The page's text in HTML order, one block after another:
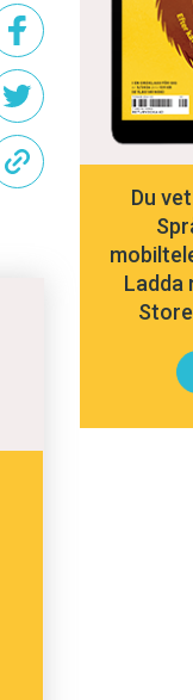
Du
Ladda